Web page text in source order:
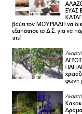
ΕΥΑΣ
βάζει τον ΜΟΥΡΙΑΔΗ να
εξαπάτησε το Δ.Σ. για να
της!
φωνή